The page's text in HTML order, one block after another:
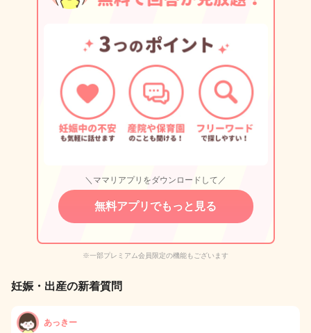
＼ママリアプリをダウンロードして／
無料アプリでもっと見る
※一部プレミアム会員限定の機能もございます
妊娠・出産の新着質問
あっきー